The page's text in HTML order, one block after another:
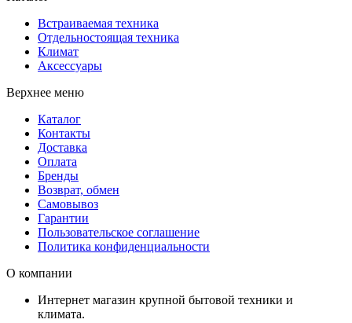
Встраиваемая техника
Отдельностоящая техника
Климат
Аксессуары
Верхнее меню
Каталог
Контакты
Доставка
Оплата
Бренды
Возврат, обмен
Самовывоз
Гарантии
Пользовательское соглашение
Политика конфиденциальности
О компании
Интернет магазин крупной бытовой техники и
климата.